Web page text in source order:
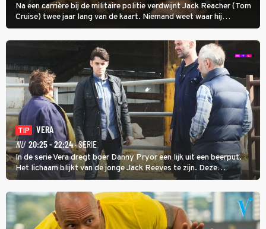
Na een carrière bij de militaire politie verdwijnt Jack Reacher (Tom
Cruise) twee jaar lang van de kaart. Niemand weet waar hij
uithangt, totdat moordverdachte James Barr naar hem vraagt.
TIP
VERA
NU 20:25 - 22:24· SERIE
In de serie Vera dregt boer Danny Pryor een lijk uit een beerput.
Het lichaam blijkt van de jonge Jack Reeves te zijn. Deze
homoseksuele woonwagenbewoner had gebroken met zijn familie
en verliet het kamp met slaande ruzie.